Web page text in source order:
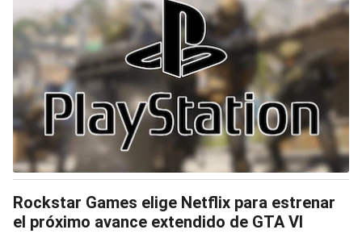
Rockstar Games elige Netflix para estrenar
el próximo avance extendido de GTA VI